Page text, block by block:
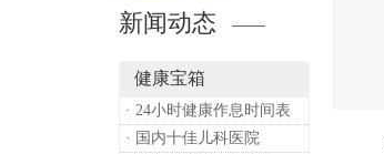
新闻动态
健康宝箱
· 24小时健康作息时间表
· 国内十佳儿科医院
很